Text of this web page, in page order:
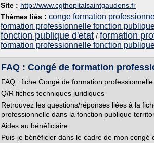
Site : http://www.cgthopitalsaintgaudens.fr
Thèmes liés : conge formation
formation professionnelle fonction
fonction publique d'etat / formation
formation professionnelle fonction
FAQ : Congé de formation
FAQ : fiche Congé de formation
Q/R fiches techniques juridiques
Retrouvez les questions/réponses liées à la
professionnelle dans la fonction publique
Aides au bénéficiaire
Puis-je bénéficier dans le cadre de mon congé